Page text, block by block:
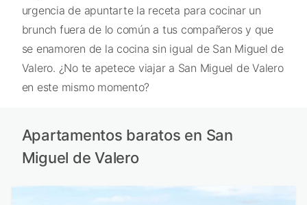
urgencia de apuntarte la receta para cocinar un
brunch fuera de lo común a tus compañeros y que
se enamoren de la cocina sin igual de San Miguel de
Valero. ¿No te apetece viajar a San Miguel de Valero
en este mismo momento?
Apartamentos baratos en San
Miguel de Valero